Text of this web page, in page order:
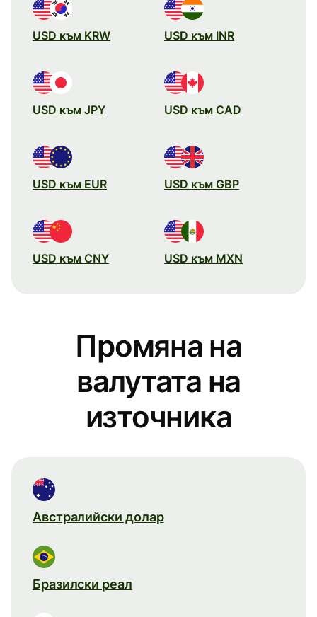
USD към KRW USD към INR
USD към JPY USD към CAD
USD към EUR USD към GBP
USD към CNY USD към MXN
Промяна на
валутата на
източника
Австралийски долар
Бразилски реал